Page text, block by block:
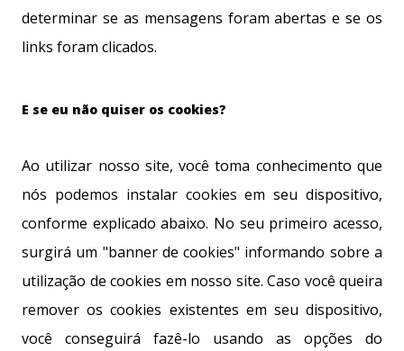
determinar se as mensagens foram abertas e se os
links foram clicados.
E se eu não quiser os cookies?
Ao utilizar nosso site, você toma conhecimento que
nós podemos instalar cookies em seu dispositivo,
conforme explicado abaixo. No seu primeiro acesso,
surgirá um "banner de cookies" informando sobre a
utilização de cookies em nosso site. Caso você queira
remover os cookies existentes em seu dispositivo,
você conseguirá fazê-lo usando as opções do